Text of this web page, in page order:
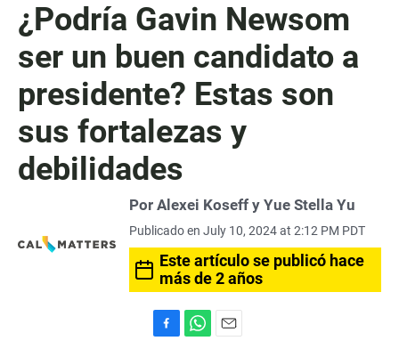
¿Podría Gavin Newsom
ser un buen candidato a
presidente? Estas son
sus fortalezas y
debilidades
Por Alexei Koseff y Yue Stella Yu
Publicado en July 10, 2024 at 2:12 PM PDT
Este artículo se publicó hace
más de 2 años